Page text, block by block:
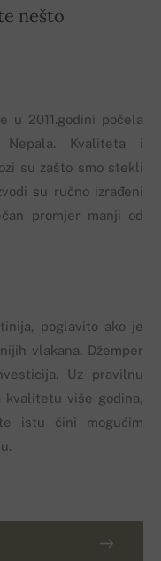
nešto
u 2011.godini počela
Kvaliteta i
su zašto smo stekli
su ručno izrađeni
promjer manji od
poglavito ako je
vlakana. Džemper
Uz pravilnu
kvalitetu više godina,
istu čini mogućim